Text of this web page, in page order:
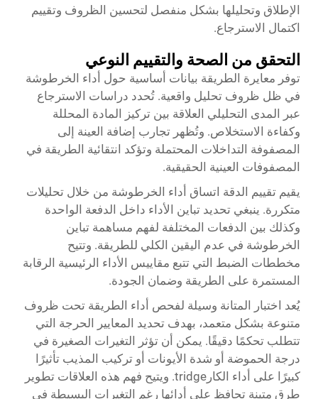
الإطلاق وتحليلها بشكل منفصل لتحسين الظروف وتقييم
اكتمال الاسترجاع.
التحقق من الصحة والتقييم النوعي
توفر معايرة الطريقة بيانات أساسية حول أداء الخرطوشة
في ظل ظروف تحليل واقعية. تُحدد دراسات الاسترجاع
عبر المدى التحليلي العلاقة بين تركيز المادة المحللة
وكفاءة الاستخلاص. وتُظهر تجارب إضافة العينة إلى
المصفوفة التداخلات المحتملة وتؤكد انتقائية الطريقة في
المصفوفات العينية الحقيقية.
يقيم تقييم الدقة اتساق أداء الخرطوشة من خلال تحليلات
متكررة. ينبغي تحديد تباين الأداء داخل الدفعة الواحدة
وكذلك بين الدفعات المختلفة لفهم مساهمة تباين
الخرطوشة في عدم اليقين الكلي للطريقة. وتتيح
مخططات الضبط التي تتبع مقاييس الأداء الرئيسية الرقابة
المستمرة على الطريقة وضمان الجودة.
يُعد اختبار المتانة وسيلة لفحص أداء الطريقة تحت ظروف
متنوعة بشكل متعمد، بهدف تحديد المعايير الحرجة التي
تتطلب تحكمًا دقيقًا. يمكن أن تؤثر التغيرات الصغيرة في
درجة الحموضة أو شدة الأيونات أو تركيب المذيب تأثيرًا
كبيرًا على أداء الكارtridge. ويتيح فهم هذه العلاقات تطوير
طرق متينة تحافظ على أدائها رغم التغيرات البسيطة في